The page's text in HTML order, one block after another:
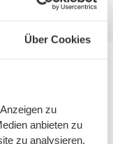
Über Cookies
zu
anbieten zu
zu analysieren.